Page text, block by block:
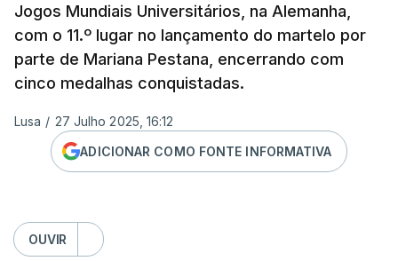
Jogos Mundiais Universitários, na Alemanha,
com o 11.º lugar no lançamento do martelo por
parte de Mariana Pestana, encerrando com
cinco medalhas conquistadas.
Lusa / 27 Julho 2025, 16:12
ADICIONAR COMO FONTE INFORMATIVA
OUVIR